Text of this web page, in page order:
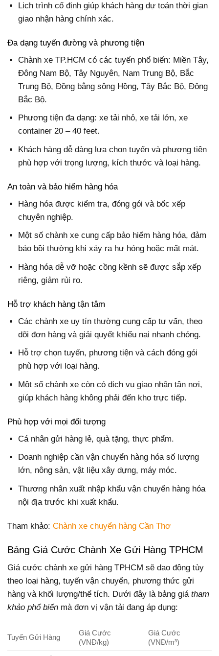
Lịch trình cố định giúp khách hàng dự toán thời gian
giao nhận hàng chính xác.
Đa dạng tuyến đường và phương tiện
Chành xe TP.HCM có các tuyến phổ biến: Miền Tây,
Đông Nam Bộ, Tây Nguyên, Nam Trung Bộ, Bắc
Trung Bộ, Đồng bằng sông Hồng, Tây Bắc Bộ, Đông
Bắc Bộ.
Phương tiện đa dạng: xe tải nhỏ, xe tải lớn, xe
container 20 – 40 feet.
Khách hàng dễ dàng lựa chọn tuyến và phương tiện
phù hợp với trọng lượng, kích thước và loại hàng.
An toàn và bảo hiểm hàng hóa
Hàng hóa được kiểm tra, đóng gói và bốc xếp
chuyên nghiệp.
Một số chành xe cung cấp bảo hiểm hàng hóa, đảm
bảo bồi thường khi xảy ra hư hỏng hoặc mất mát.
Hàng hóa dễ vỡ hoặc cồng kềnh sẽ được sắp xếp
riêng, giảm rủi ro.
Hỗ trợ khách hàng tận tâm
Các chành xe uy tín thường cung cấp tư vấn, theo
dõi đơn hàng và giải quyết khiếu nại nhanh chóng.
Hỗ trợ chọn tuyến, phương tiện và cách đóng gói
phù hợp với loại hàng.
Một số chành xe còn có dịch vụ giao nhận tận nơi,
giúp khách hàng không phải đến kho trực tiếp.
Phù hợp với mọi đối tượng
Cá nhân gửi hàng lẻ, quà tặng, thực phẩm.
Doanh nghiệp cần vận chuyển hàng hóa số lượng
lớn, nông sản, vật liệu xây dựng, máy móc.
Thương nhân xuất nhập khẩu vận chuyển hàng hóa
nội địa trước khi xuất khẩu.
Tham khảo: Chành xe chuyển hàng Cần Thơ
Bảng Giá Cước Chành Xe Gửi Hàng TPHCM
Giá cước chành xe gửi hàng TPHCM sẽ dao động tùy
theo loại hàng, tuyến vận chuyển, phương thức gửi
hàng và khối lượng/thể tích. Dưới đây là bảng giá tham
khảo phổ biến mà đơn vị vận tải đang áp dụng:
Tuyến Gửi Hàng
Giá Cước
(VNĐ/kg)
Giá Cước
(VNĐ/m³)